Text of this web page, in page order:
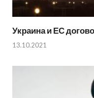
Украина и ЕС
13.10.2021